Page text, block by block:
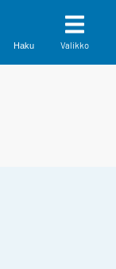
Haku Valikko